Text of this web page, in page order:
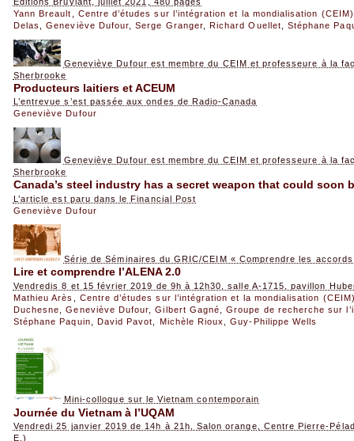
Yann Breault
Centre d’études sur l’intégration et la mondialisation (CEIM)
Delas
,Geneviève Dufour ,Serge Granger, Richard Ouellet Stéphane
Geneviève Dufour est membre du CEIM et professeure à la
Sherbrooke
Producteurs laitiers et ACEUM
L’entrevue s’est passée aux ondes de Radio-Canada
Geneviève Dufour
Geneviève Dufour est membre du CEIM et professeure à la
Sherbrooke
Canada’s steel industry has a secret weapon that could soon
L’article est paru dans le Financial Post
Geneviève Dufour
Série de Séminaires du GRIC/CEIM « Comprendre les
Lire et comprendre l’ALENA 2.0
Vendredis 8 et 15 février 2019 de 9h à 12h30, salle A-1715, pavillon
Mathieu Arès
Centre d’études sur l’intégration et la mondialisation
Duchesne
,Geneviève Dufour ,Gilbert Gagné ,Groupe de recherche sur
Stéphane Paquin
David Pavot Michèle Rioux ,Guy-Philippe Wells
Mini-colloque sur le Vietnam contemporain
Journée du Vietnam à l’UQAM
Vendredi 25 janvier 2019 de 14h à 21h, Salon orange, Centre Pierre-
E.)